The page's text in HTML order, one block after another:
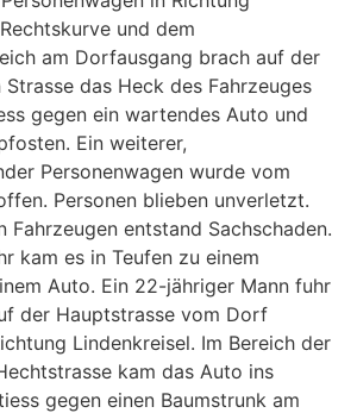
und dem
am Dorfausgang brach auf der
das Heck des Fahrzeuges
gegen ein wartendes Auto und
Ein weiterer,
Personenwagen wurde vom
Personen blieben unverletzt.
Fahrzeugen entstand Sachschaden.
kam es in Teufen zu einem
Auto. Ein 22-jähriger Mann fuhr
der Hauptstrasse vom Dorf
Lindenkreisel. Im Bereich der
kam das Auto ins
gegen einen Baumstrunk am